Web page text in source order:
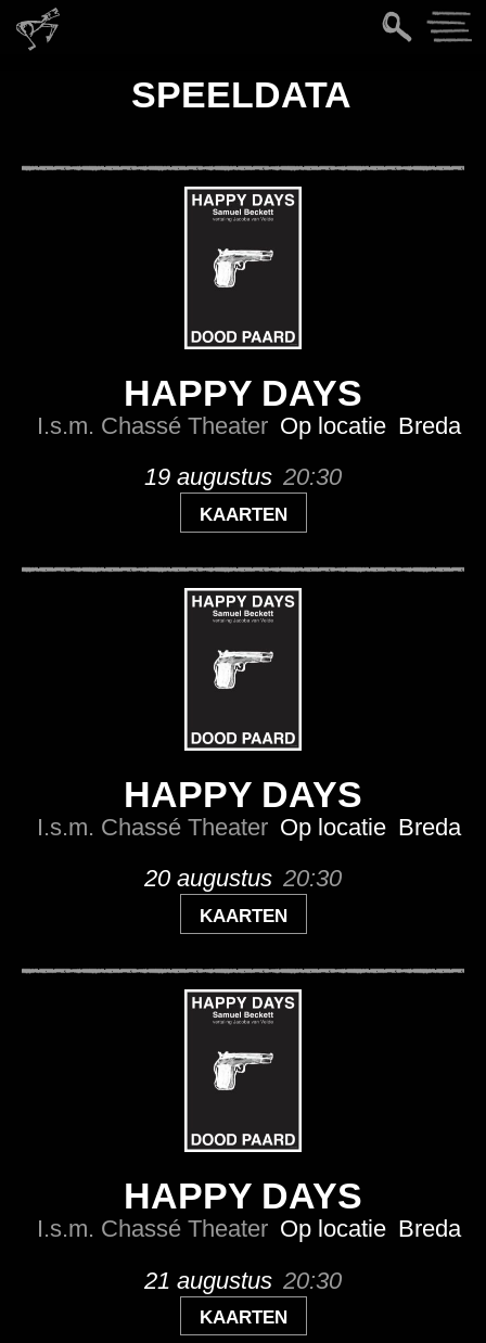
SPEELDATA
19 augustus 20:30
KAARTEN
HAPPY DAYS
I.s.m. Chassé Theater Op locatie Breda
20 augustus 20:30
KAARTEN
HAPPY DAYS
I.s.m. Chassé Theater Op locatie Breda
21 augustus 20:30
KAARTEN
HAPPY DAYS
I.s.m. Chassé Theater Op locatie Breda